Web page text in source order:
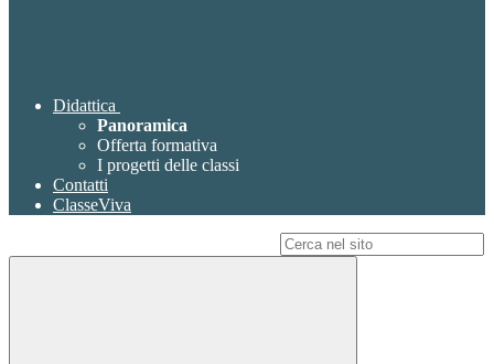
Didattica
Panoramica
Offerta formativa
I progetti delle classi
Contatti
ClasseViva